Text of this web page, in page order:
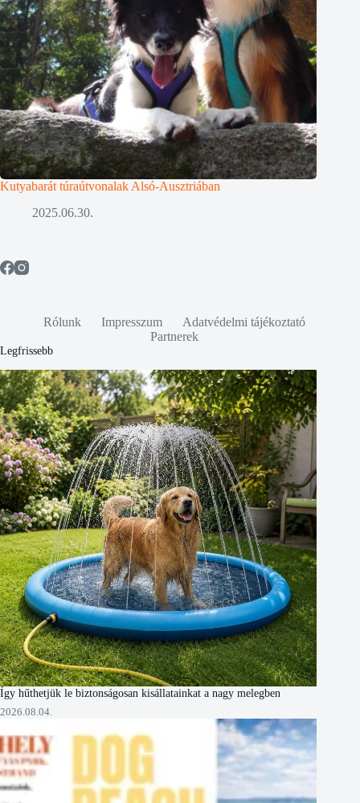
Kutyabarát túraútvonalak Alsó-Ausztriában
2025.06.30.
Rólunk Impresszum
Adatvédelmi tájékoztató
Partnerek
Legfrissebb
Így hűthetjük le biztonságosan kisállatainkat a nagy melegben
2026.08.04.